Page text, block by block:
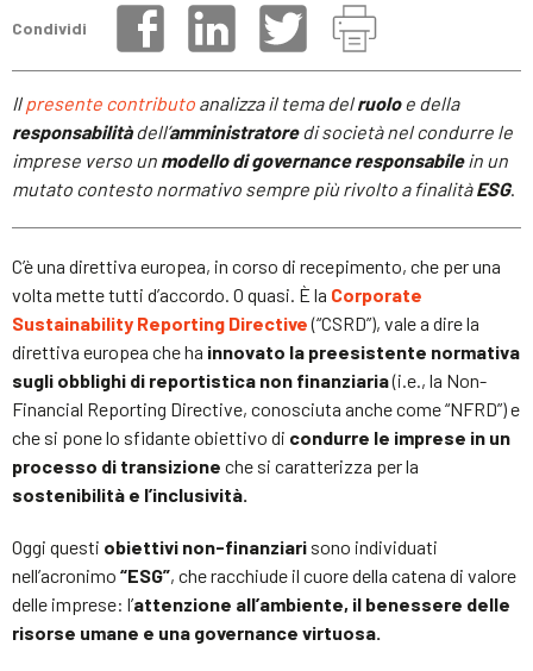
Condividi
Ilpresente contributo analizza il tema delruoloe della
responsabilitàdell’amministratoredi società nel condurre le
imprese verso un modello di governance responsabilein un
mutato contesto normativo sempre più rivolto a finalitàESG.
C’è una direttiva europea, in corso di recepimento, che per una
volta mette tutti d’accordo. O quasi. È la Corporate
Sustainability Reporting Directive(“CSRD”), vale a dire la
direttiva europea che ha innovato la preesistente normativa
sugli obblighi di reportistica non finanziaria(i.e., la Non-
Financial Reporting Directive, conosciuta anche come “NFRD”) e
che si pone lo sfidante obiettivo di condurre le imprese in un
processo di transizione che si caratterizza per la
sostenibilità e l’inclusività.
Oggi questi obiettivi non-finanziari sono individuati
nell’acronimo “ESG”, che racchiude il cuore della catena di valore
delle imprese: l’attenzione all’ambiente, il benessere delle
risorse umane e una governance virtuosa.